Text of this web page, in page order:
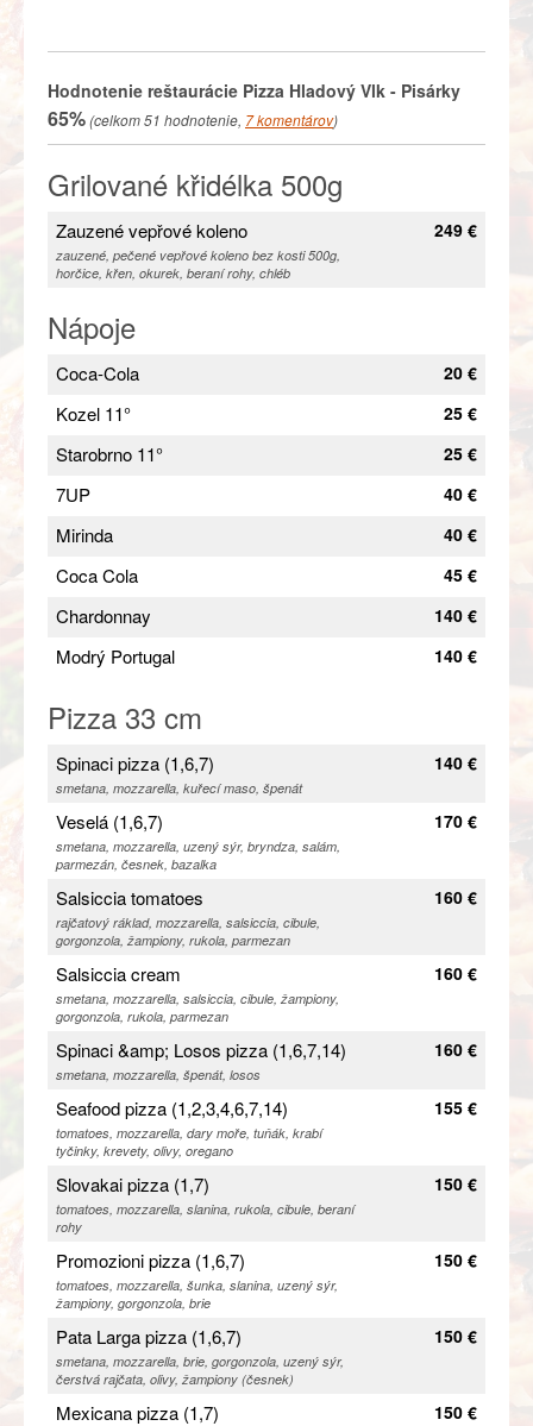
Hodnotenie reštaurácie Pizza Hladový Vlk - Pisárky
65%(celkom51 hodnotenie, 7komentárov)
Grilované křidélka 500g
Zauzené vepřové koleno
zauzené, pečené vepřové koleno bez kosti 500g,
horčice, křen, okurek, beraní rohy, chléb
249 €
Nápoje
Coca-Cola 20 €
Kozel 11° 25 €
Starobrno 11° 25 €
7UP 40 €
Mirinda 40 €
Coca Cola 45 €
Chardonnay 140 €
Modrý Portugal 140 €
Pizza 33 cm
Spinaci pizza (1,6,7)
smetana, mozzarella, kuřecí maso, špenát
140 €
Veselá (1,6,7)
smetana, mozzarella, uzený sýr, bryndza, salám,
parmezán, česnek, bazalka
170 €
Salsiccia tomatoes
rajčatový ráklad, mozzarella, salsiccia, cibule,
gorgonzola, žampiony, rukola, parmezan
160 €
Salsiccia cream
smetana, mozzarella, salsiccia, cibule, žampiony,
gorgonzola, rukola, parmezan
160 €
Spinaci &amp; Losos pizza (1,6,7,14)
smetana, mozzarella, špenát, losos
160 €
Seafood pizza (1,2,3,4,6,7,14)
tomatoes, mozzarella, dary moře, tuňák, krabí
tyčinky, krevety, olivy, oregano
155 €
Slovakai pizza (1,7)
tomatoes, mozzarella, slanina, rukola, cibule, beraní
rohy
150 €
Promozioni pizza (1,6,7)
tomatoes, mozzarella, šunka, slanina, uzený sýr,
žampiony, gorgonzola, brie
150 €
Pata Larga pizza (1,6,7)
smetana, mozzarella, brie, gorgonzola, uzený sýr,
čerstvá rajčata, olivy, žampiony (česnek)
150 €
Mexicana pizza (1,7) 150 €